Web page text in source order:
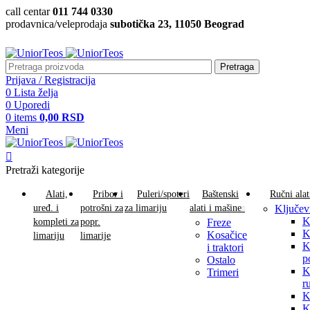
call centar011 744 0330
prodavnica/veleprodaja subotička 23, 11050 Beograd
Pretraga
Prijava / Registracija
0 Lista želja
0 Uporedi
0 items 0,00 RSD
Meni
Pretraži kategorije
Alati,
uređ. i
kompleti za
limariju
Pribor i
potrošni za
popr.
limarije
Puleri/spoteri
za limariju
Baštenski
alati i mašine
Freze
Kosačice
i traktori
Ostalo
Trimeri
Ručni alat